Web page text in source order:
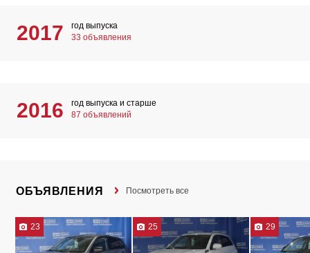
2017
год выпуска
33 объявления
2016
год выпуска и старше
87 объявлений
ОБЪЯВЛЕНИЯ Посмотреть все
23 25 29